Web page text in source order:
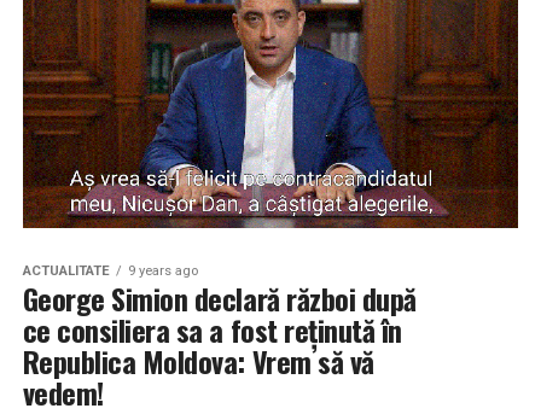
ACTUALITATE 9 years ago
George Simion declară război după
ce consiliera sa a fost reținută în
Republica Moldova: Vrem să vă
vedem!